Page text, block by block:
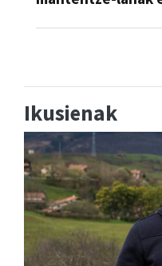
Ikusienak